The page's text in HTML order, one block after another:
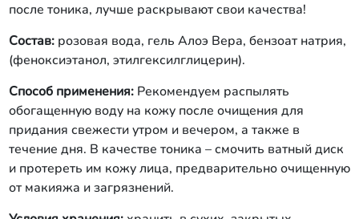
после тоника, лучше раскрывают свои качества!
Состав:розовая вода, гель Алоэ Вера, бензоат натрия,
(феноксиэтанол, этилгексилглицерин).
Способ применения:Рекомендуем распылять
обогащенную воду на кожу после очищения для
придания свежести утром и вечером, а также в
течение дня. В качестве тоника – смочить ватный диск
и протереть им кожу лица, предварительно очищенную
от макияжа и загрязнений.